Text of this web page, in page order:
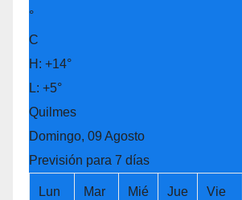
°
C
H: +14°
L: +5°
Quilmes
Domingo, 09 Agosto
Previsión para 7 días
Lun Mar Mié Jue Vie